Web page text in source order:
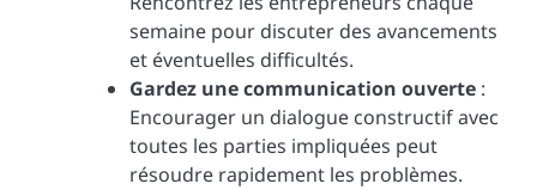
semaine pour discuter des avancements
et éventuelles difficultés.
Gardez une communication ouverte :
Encourager un dialogue constructif avec
toutes les parties impliquées peut
résoudre rapidement les problèmes.